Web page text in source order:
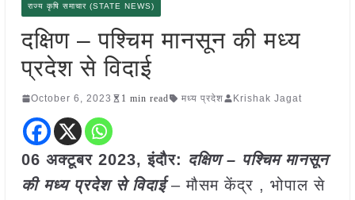
राज्य कृषि समाचार (STATE NEWS)
दक्षिण – पश्चिम मानसून की मध्य
प्रदेश से विदाई
October 6, 2023 1 min read मध्य प्रदेश Krishak Jagat
06 अक्टूबर 2023, इंदौर: दक्षिण – पश्चिम मानसून
की मध्य प्रदेश से विदाई– मौसम केंद्र , भोपाल से